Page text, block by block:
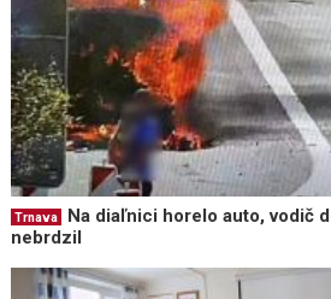
Trnava
Na diaľnici horelo auto, vodič
nebrdzil